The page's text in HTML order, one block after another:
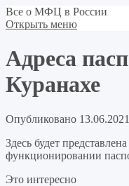
Все о МФЦ в России
Открыть меню
Адреса
Куранахе
Опубликовано
Здесь будет
функционировании
Это интересно